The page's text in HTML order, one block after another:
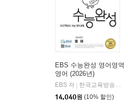
EBS 수능완성 영어영역
영어 (2026년)
EBS 저
한국교육방송공사
14,040원 (10% 할인)